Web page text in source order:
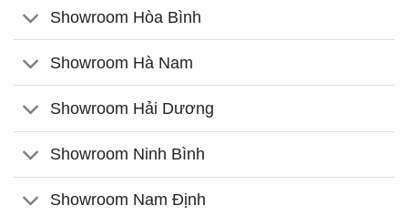
Showroom Hòa Bình
Showroom Hà Nam
Showroom Hải Dương
Showroom Ninh Bình
Showroom Nam Định